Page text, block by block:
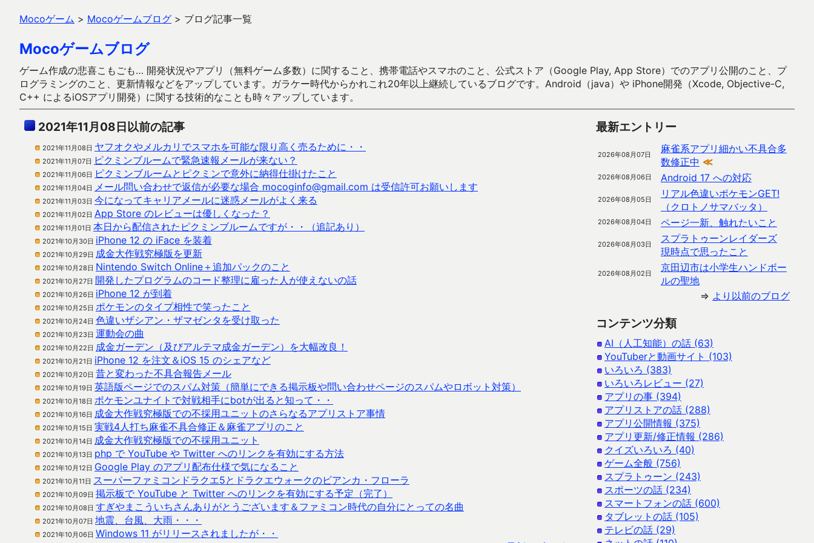
Mocoゲーム > Mocoゲームブログ > ブログ記事一覧
Mocoゲームブログ
ゲーム作成の悲喜こもごも… 開発状況やアプリ（無料ゲーム多数）に関すること、携帯電話やスマホのこと、公式ストア（Google Play, App Store）でのアプリ公開のこと、プ
ログラミングのこと、更新情報などをアップしています。ガラケー時代からかれこれ20年以上継続しているブログです。Android（java）や iPhone開発（Xcode, Objective-C,
C++ によるiOSアプリ開発）に関する技術的なことも時々アップしています。
2021年11月08日以前の記事
2021年11月08日 ヤフオクやメルカリでスマホを可能な限り高く売るために・・
2021年11月07日 ピクミンブルームで緊急速報メールが来ない？
2021年11月06日 ピクミンブルームとピクミンで意外に納得仕掛けたこと
2021年11月04日 メール問い合わせで返信が必要な場合 mocoginfo@gmail.com は受信許可お願いします
2021年11月03日 今になってキャリアメールに迷惑メールがよく来る
2021年11月02日 App Store のレビューは優しくなった？
2021年11月01日 本日から配信されたピクミンブルームですが・・（追記あり）
2021年10月30日 iPhone 12 の iFace を装着
2021年10月29日 成金大作戦究極版を更新
2021年10月28日 Nintendo Switch Online＋追加パックのこと
2021年10月27日 開発したプログラムのコード整理に雇った人が使えないの話
2021年10月26日 iPhone 12 が到着
2021年10月25日 ポケモンのタイプ相性で笑ったこと
2021年10月24日 色違いザシアン・ザマゼンタを受け取った
2021年10月23日 運動会の曲
2021年10月22日 成金ガーデン（及びアルテマ成金ガーデン）を大幅改良！
2021年10月21日 iPhone 12 を注文＆iOS 15 のシェアなど
2021年10月20日 昔と変わった不具合報告メール
2021年10月19日 英語版ページでのスパム対策（簡単にできる掲示板や問い合わせページのスパムやロボット対策）
2021年10月18日 ポケモンユナイトで対戦相手にbotが出ると知って・・
2021年10月16日 成金大作戦究極版での不採用ユニットのさらなるアプリストア事情
2021年10月15日 実戦4人打ち麻雀不具合修正＆麻雀アプリのこと
2021年10月14日 成金大作戦究極版での不採用ユニット
2021年10月13日 php で YouTube や Twitter へのリンクを有効にする方法
2021年10月12日 Google Play のアプリ配布仕様で気になること
2021年10月11日 スーパーファミコンドラクエ5とドラクエウォークのビアンカ・フローラ
2021年10月09日 掲示板で YouTube と Twitter へのリンクを有効にする予定（完了）
2021年10月08日 すぎやまこういちさんありがとうございます＆ファミコン時代の自分にとっての名曲
2021年10月07日 地震、台風、大雨・・・
2021年10月06日 Windows 11 がリリースされましたが・・
最新エントリー
2026年08月07日
麻雀系アプリ細かい不具合多
数修正中 ≪
2026年08月06日 Android 17 への対応
2026年08月05日
リアル色違いポケモンGET!
（クロトノサマバッタ）
2026年08月04日 ページ一新、触れたいこと
2026年08月03日
スプラトゥーンレイダーズ
現時点で思ったこと
2026年08月02日
京田辺市は小学生ハンドボー
ルの聖地
⇒ より以前のブログ
コンテンツ分類
AI（人工知能）の話 (63)
YouTuberと動画サイト (103)
いろいろ (383)
いろいろレビュー (27)
アプリの事 (394)
アプリストアの話 (288)
アプリ公開情報 (375)
アプリ更新/修正情報 (286)
クイズいろいろ (40)
ゲーム全般 (756)
スプラトゥーン (243)
スポーツの話 (234)
スマートフォンの話 (600)
タブレットの話 (105)
テレビの話 (29)